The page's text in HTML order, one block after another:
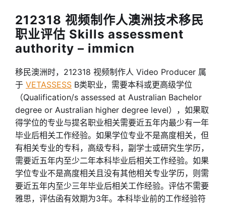
212318 视频制作人澳洲技术移民
职业评估 Skills assessment
authority – immicn
移民澳洲时，212318 视频制作人 Video Producer 属
于 VETASSESS B类职业，需要本科或更高级学位
（Qualification/s assessed at Australian Bachelor
degree or Australian higher degree level），如果取
得学位的专业与提名职业相关需要近五年内最少有一年
毕业后相关工作经验。如果学位专业不是高度相关，但
有相关专业的专科，高级专科，副学士或研究生学历，
需要近五年内至少二年本科毕业后相关工作经验。如果
学位专业不是高度相关且没有其他相关专业学历，则需
要近五年内至少三年毕业后相关工作经验。评估不需要
雅思，评估函有效期为3年。本科毕业前的工作经验符